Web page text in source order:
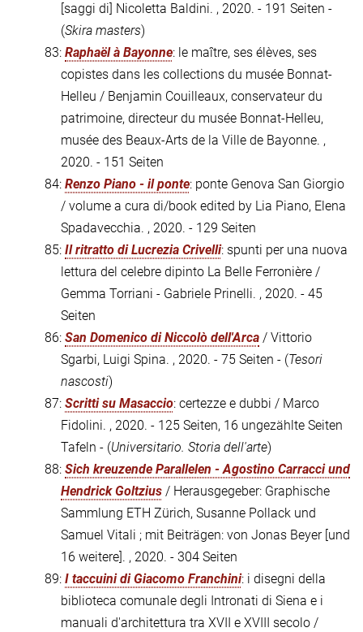
[saggi di] Nicoletta Baldini. , 2020. - 191 Seiten -
(Skira masters)
83: Raphaël à Bayonne: le maître, ses élèves, ses
copistes dans les collections du musée Bonnat-
Helleu / Benjamin Couilleaux, conservateur du
patrimoine, directeur du musée Bonnat-Helleu,
musée des Beaux-Arts de la Ville de Bayonne. ,
2020. - 151 Seiten
84: Renzo Piano - il ponte: ponte Genova San Giorgio
/ volume a cura di/book edited by Lia Piano, Elena
Spadavecchia. , 2020. - 129 Seiten
85: Il ritratto di Lucrezia Crivelli: spunti per una nuova
lettura del celebre dipinto La Belle Ferronière /
Gemma Torriani - Gabriele Prinelli. , 2020. - 45
Seiten
86: San Domenico di Niccolò dell'Arca / Vittorio
Sgarbi, Luigi Spina. , 2020. - 75 Seiten - (Tesori
nascosti)
87: Scritti su Masaccio: certezze e dubbi / Marco
Fidolini. , 2020. - 125 Seiten, 16 ungezählte Seiten
Tafeln - (Universitario. Storia dell'arte)
88: Sich kreuzende Parallelen - Agostino Carracci und
Hendrick Goltzius / Herausgegeber: Graphische
Sammlung ETH Zürich, Susanne Pollack und
Samuel Vitali ; mit Beiträgen: von Jonas Beyer [und
16 weitere]. , 2020. - 304 Seiten
89: I taccuini di Giacomo Franchini: i disegni della
biblioteca comunale degli Intronati di Siena e i
manuali d'architettura tra XVII e XVIII secolo /